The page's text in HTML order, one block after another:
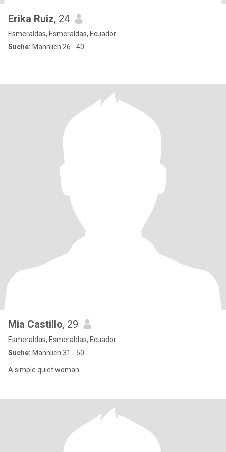
Erika Ruiz, 24
Esmeraldas, Esmeraldas, Ecuador
Suche: Männlich 26 - 40
Mia Castillo, 29
Esmeraldas, Esmeraldas, Ecuador
Suche: Männlich 31 - 50
A simple quiet woman